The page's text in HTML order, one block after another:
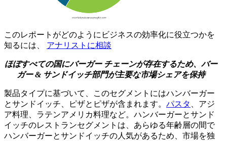
このレポートがどのようにビジネスの効率化に役立つかを
知るには、 アナリストに相談
ほぼすべての国にバーガー チェーンが存在するため、バー
ガー & サンドイッチ部門が主要な市場シェアを保持
製品タイプに基づいて、このセグメントにはハンバーガー
とサンドイッチ、ピザとピザが含まれます。 パスタ
、アジ
ア料理、ラテンアメリカ料理など。ハンバーガーとサンド
イッチのレストランセグメントは、あらゆる年齢層の間で
ハンバーガーとサンドイッチの人気があるため、市場を独